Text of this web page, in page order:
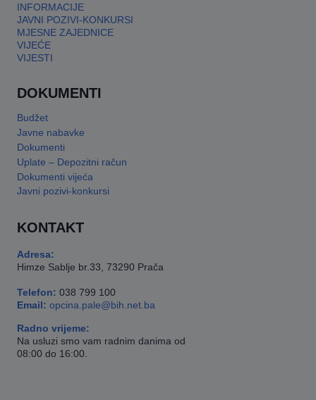
INFORMACIJE
JAVNI POZIVI-KONKURSI
MJESNE ZAJEDNICE
VIJEĆE
VIJESTI
DOKUMENTI
Budžet
Javne nabavke
Dokumenti
Uplate – Depozitni račun
Dokumenti vijeća
Javni pozivi-konkursi
KONTAKT
Adresa:
Himze Sablje br.33, 73290 Prača
Telefon: 038 799 100
Email: opcina.pale@bih.net.ba
Radno vrijeme:
Na usluzi smo vam radnim danima od
08:00 do 16:00.